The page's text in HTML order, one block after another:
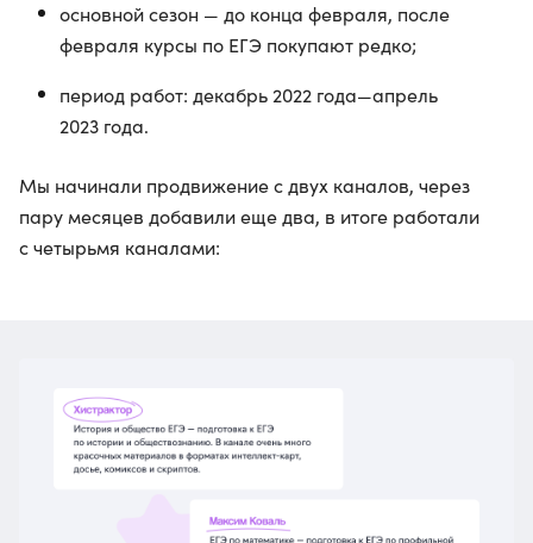
основной сезон — до конца февраля, после
февраля курсы по ЕГЭ покупают редко;
период работ: декабрь 2022 года—апрель
2023 года.
Мы начинали продвижение с двух каналов, через
пару месяцев добавили еще два, в итоге работали
с четырьмя каналами: